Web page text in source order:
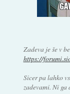
Zadeva je še v
https://
Sicer pa lahko
zadevami. Ni